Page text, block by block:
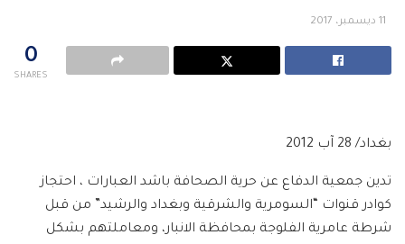
11 ديسمبر، 2017
0
SHARES
بغداد/ 28 آب 2012
تدين جمعية الدفاع عن حرية الصحافة باشد العبارات ، احتجاز
كوادر قنوات “السومرية والشرقية وبغداد والرشيد” من قبل
شرطة عامرية الفلوجة بمحافظة الانبار، ومعاملتهم بشكل